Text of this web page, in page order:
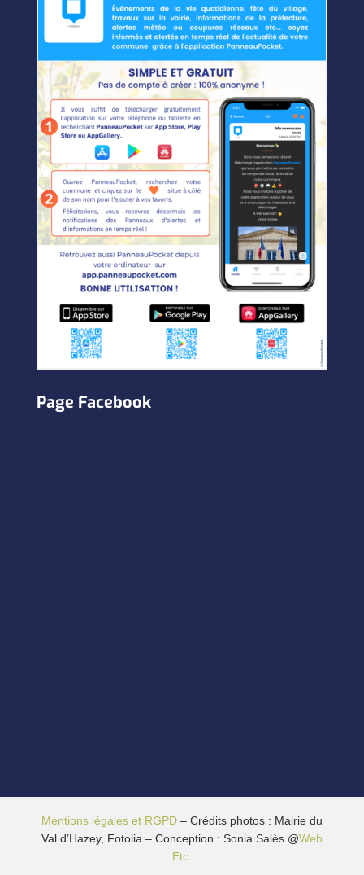
Page Facebook
Mentions légales et RGPD– Crédits photos : Mairie du
Val d’Hazey, Fotolia – Conception : Sonia Salès @Web
Etc.